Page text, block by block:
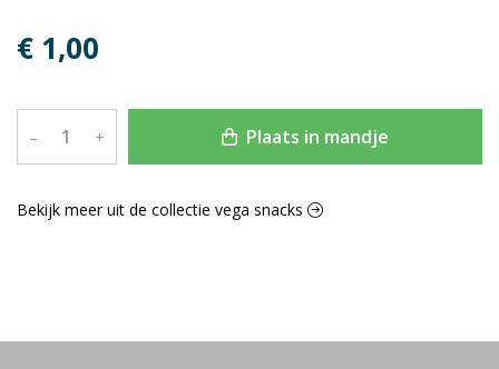
€ 1,00
– + Plaats in mandje
Bekijk meer uit de collectie vega snacks